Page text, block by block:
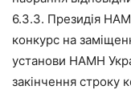
6.3.3. Президія
конкурс на
установи НАМН
закінчення строку